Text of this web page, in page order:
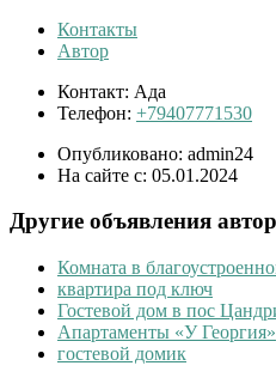
Контакты
Автор
Контакт: Ада
Телефон: +79407771530
Опубликовано: admin24
На сайте с: 05.01.2024
Другие объявления
Комната в
квартира под ключ
Гостевой дом в пос
Апартаменты «У Георгия»
гостевой домик